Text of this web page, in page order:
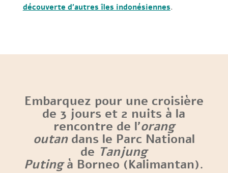
découverte d’autres îles indonésiennes.
Embarquez pour une croisière
de 3 jours et 2 nuits à la
rencontre de l’orang
outandans le Parc National
de Tanjung
Putingà Borneo (Kalimantan).